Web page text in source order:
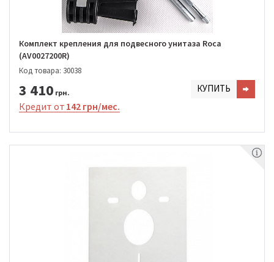
Комплект крепления для подвесного унитаза Roca
(AV0027200R)
Код товара: 30038
3 410 грн. КУПИТЬ
Кредит от 142 грн/мес.